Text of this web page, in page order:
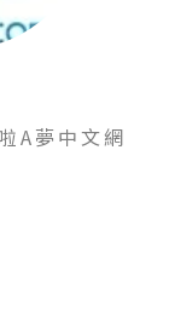
A夢中文網